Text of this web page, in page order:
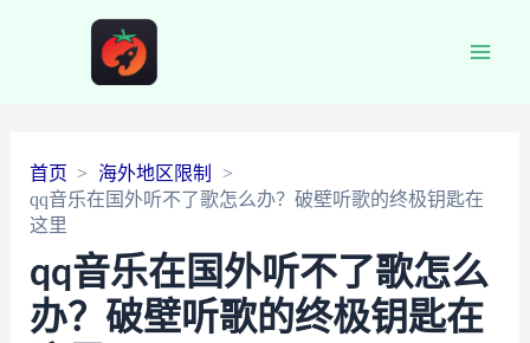
首页
海外地区限制
qq音乐在国外听不了歌怎么办？破壁听歌的终极钥匙在
这里
qq音乐在国外听不了歌怎么
办？破壁听歌的终极钥匙在